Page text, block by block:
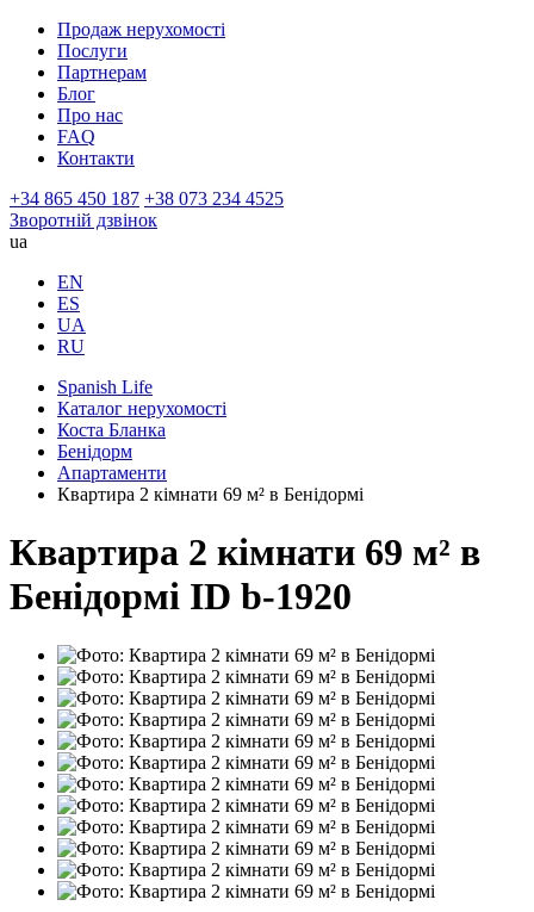
Продаж нерухомості
Послуги
Партнерам
Блог
Про нас
FAQ
Контакти
+34 865 450 187 +38 073 234 4525
Зворотній дзвінок
ua
EN
ES
UA
RU
Spanish Life
Каталог нерухомості
Коста Бланка
Бенідорм
Апартаменти
Квартира 2 кімнати 69 м² в Бенідормі
Квартира 2 кімнати 69 м² в
Бенідормі ID b-1920